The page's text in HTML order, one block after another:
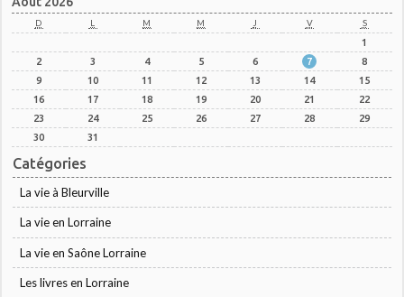
D L M M J V S
1
2
3 4 5 6 7
8
9
10 11 12 13 14
15
16
17 18 19 20 21
22
23
24 25 26 27 28
29
30
31
Catégories
La vie à Bleurville
La vie en Lorraine
La vie en Saône Lorraine
Les livres en Lorraine